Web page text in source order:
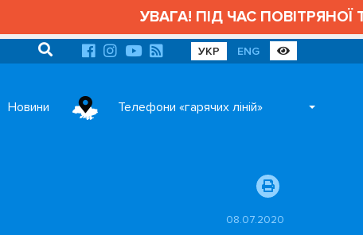
УВАГА! ПІД ЧАС ПОВІТРЯНОЇ
УКР ENG
Новини Телефони «гарячих ліній»
08.07.2020